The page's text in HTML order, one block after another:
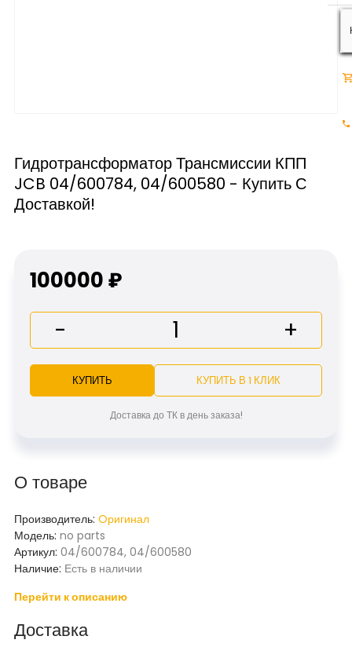
Гидротрансформатор Трансмиссии КПП
JCB 04/600784, 04/600580 - Купить С
Доставкой!
О товаре
Производитель: Oригинал
Модель: no parts
Артикул: 04/600784, 04/600580
Наличие: Есть в наличии
Перейти к описанию
Доставка
100000 ₽
- +
КУПИТЬ КУПИТЬ В 1 КЛИК
Доставка до ТК в день заказа!